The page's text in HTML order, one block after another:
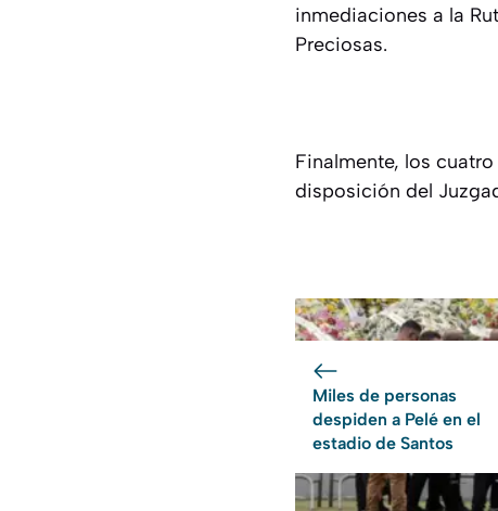
inmediaciones a la
Preciosas.
Finalmente, los
disposición del
Miles de personas
despiden a Pelé en el
estadio de Santos